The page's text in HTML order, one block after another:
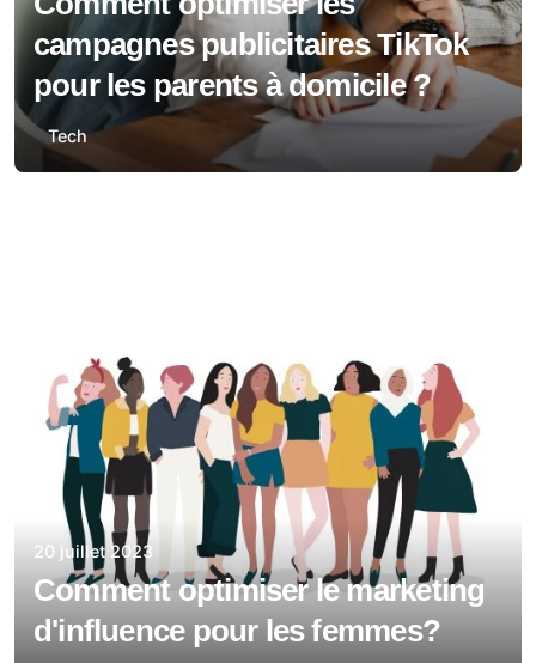
campagnes publicitaires TikTok
pour les parents à domicile ?
Tech
20 juillet 2023
Comment optimiser le marketing
d'influence pour les femmes?